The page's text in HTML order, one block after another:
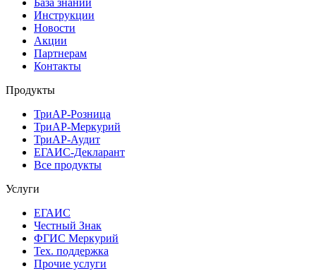
База знаний
Инструкции
Новости
Акции
Партнерам
Контакты
Продукты
ТриАР-Розница
ТриАР-Меркурий
ТриАР-Аудит
ЕГАИС-Декларант
Все продукты
Услуги
ЕГАИС
Честный Знак
ФГИС Меркурий
Тех. поддержка
Прочие услуги